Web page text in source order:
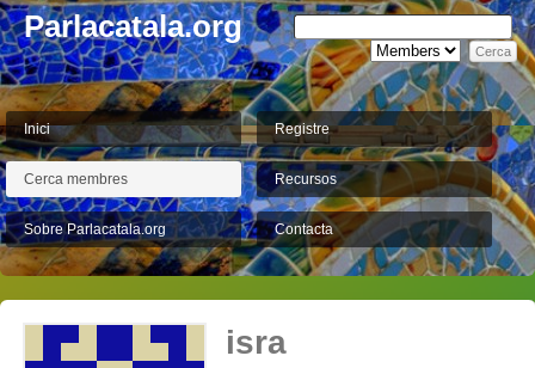
Parlacatala.org
Inici Registre
Cerca membres Recursos
Sobre Parlacatala.org Contacta
isra